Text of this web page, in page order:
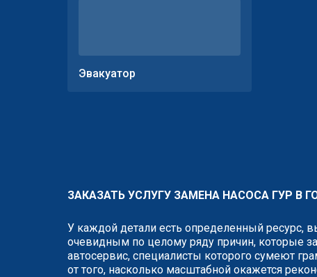
Эвакуатор
ЗАКАЗАТЬ УСЛУГУ ЗАМЕНА НАСОСА ГУР В
У каждой детали есть определенный ресурс,
очевидным по целому ряду причин, которые
автосервис, специалисты которого сумеют
от того, насколько масштабной окажется